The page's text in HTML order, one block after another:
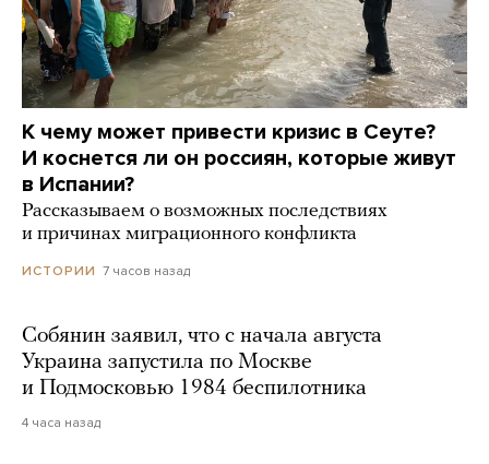
К чему может привести кризис в Сеуте?
И коснется ли он россиян, которые живут
в Испании?
Рассказываем о возможных последствиях
и причинах миграционного конфликта
ИСТОРИИ 7 часов назад
Собянин заявил, что с начала августа
Украина запустила по Москве
и Подмосковью 1984 беспилотника
4 часа назад